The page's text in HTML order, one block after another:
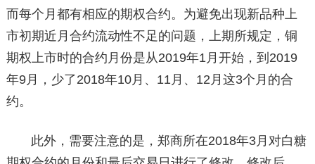
而每个月都有相应的期权合约。为避免出现新品种上
市初期近月合约流动性不足的问题，上期所规定，铜
期权上市时的合约月份是从2019年1月开始，到2019
年9月，少了2018年10月、11月、12月这3个月的合
约。
此外，需要注意的是，郑商所在2018年3月对白糖